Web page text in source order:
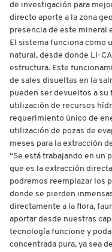
de investigación para
directo aporte a la zona
presencia de este mineral
El sistema funciona como
natural, desde donde LI-
estructura. Este
de sales disueltas en la
pueden ser devueltos a
utilización de recursos
requerimiento único de
utilización de pozas de
meses para la extracción
“Se está trabajando en un
que es la extracción
podremos reemplazar los
donde se pierden
directamente a la flora,
aportar desde nuestras
tecnología funcione y
concentrada pura, ya sea